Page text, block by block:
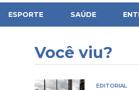
ESPORTE SAÚDE
Você viu?
EDITORIAL